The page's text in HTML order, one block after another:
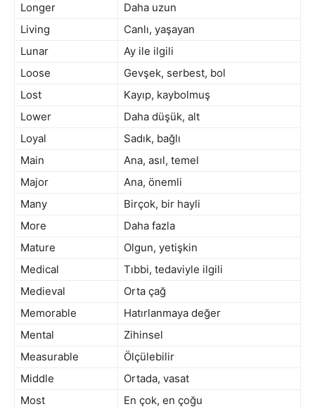
Longer
Daha uzun
Living
Canlı, yaşayan
Lunar
Ay ile ilgili
Loose
Gevşek, serbest, bol
Lost
Kayıp, kaybolmuş
Lower
Daha düşük, alt
Loyal
Sadık, bağlı
Main
Ana, asıl, temel
Major
Ana, önemli
Many
Birçok, bir hayli
More
Daha fazla
Mature
Olgun, yetişkin
Medical
Tıbbi, tedaviyle ilgili
Medieval
Orta çağ
Memorable
Hatırlanmaya değer
Mental
Zihinsel
Measurable
Ölçülebilir
Middle
Ortada, vasat
Most
En çok, en çoğu